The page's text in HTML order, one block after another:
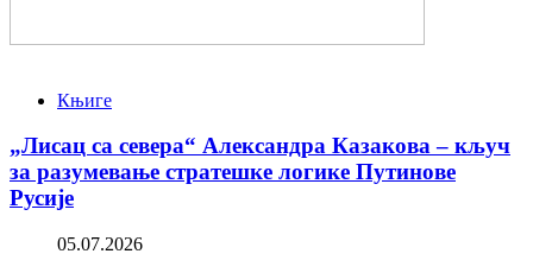
Књиге
„Лисац са севера“ Александра Казакова – кључ
за разумевање стратешке логике Путинове
Русије
05.07.2026